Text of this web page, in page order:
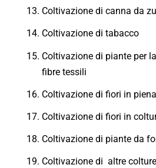
Coltivazione di canna da
Coltivazione di tabacco
Coltivazione di piante per
fibre tessili
Coltivazione di fiori in
Coltivazione di fiori in
Coltivazione di piante da
Coltivazione di altre